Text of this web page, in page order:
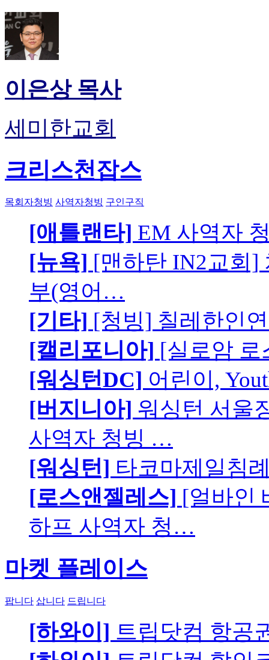
이은상 목사
세미한교회
크리스천잡스
목회자청빙 사역자청빙 구인구직
[애틀랜타] EM 사역자
[뉴욕] [맨하탄 IN2교회]
부(영어…
[기타] [청빙] 칠레한인
[캘리포니아] [실로암 로
[워싱턴DC] 어린이,
[버지니아] 워싱턴 서울
사역자 청빙 …
[워싱턴] 타코마제일침
[로스앤젤레스] [얼바인
하프 사역자 청…
마켓 플레이스
팝니다 삽니다 드립니다
[하와이] 트립닷컴 항공